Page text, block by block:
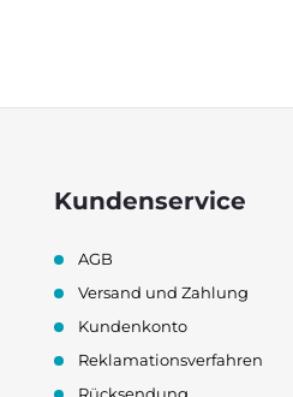
Kundenservice
AGB
Versand und Zahlung
Kundenkonto
Reklamationsverfahren
Rücksendung